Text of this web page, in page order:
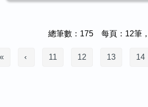
總筆數：175 每頁：12筆
11 12 13 14